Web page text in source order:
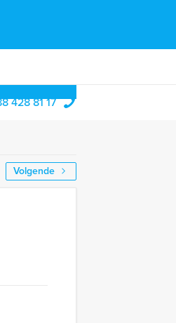
428 81 17
Volgende